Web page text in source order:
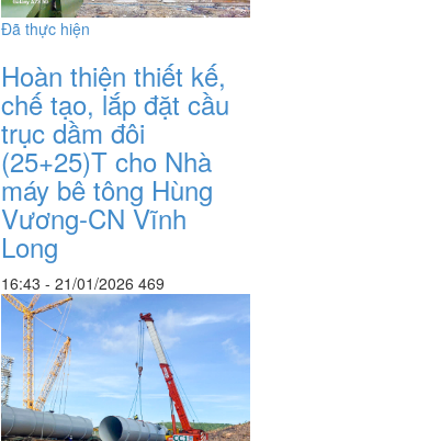
Đã thực hiện
Hoàn thiện thiết kế,
chế tạo, lắp đặt cầu
trục dầm đôi
(25+25)T cho Nhà
máy bê tông Hùng
Vương-CN Vĩnh
Long
16:43 - 21/01/2026 469